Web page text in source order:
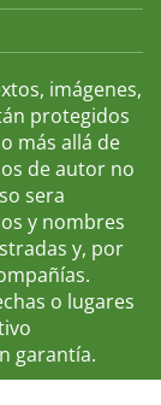
imágenes,
protegidos
más allá de
de autor no
sera
y nombres
y, por
o lugares
garantía.